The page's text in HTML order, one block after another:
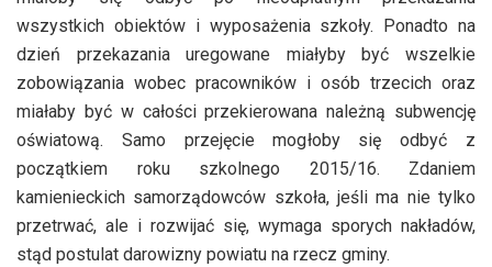
wszystkich obiektów i wyposażenia szkoły. Ponadto na
dzień przekazania uregowane miałyby być wszelkie
zobowiązania wobec pracowników i osób trzecich oraz
miałaby być w całości przekierowana należną subwencję
oświatową. Samo przejęcie mogłoby się odbyć z
początkiem roku szkolnego 2015/16. Zdaniem
kamienieckich samorządowców szkoła, jeśli ma nie tylko
przetrwać, ale i rozwijać się, wymaga sporych nakładów,
stąd postulat darowizny powiatu na rzecz gminy.